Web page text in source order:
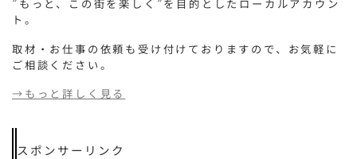
”もっと、この街を楽しく”を目的としたローカルアカウン
ト。
取材・お仕事の依頼も受け付けておりますので、お気軽に
ご相談ください。
→もっと詳しく見る
スポンサーリンク